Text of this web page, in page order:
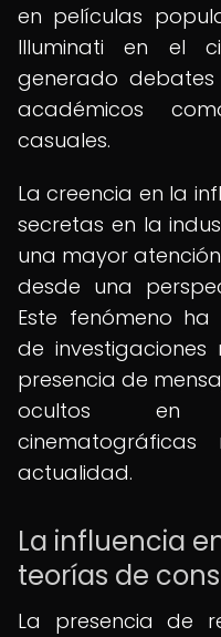
en películas
Illuminati en el
generado
académicos
casuales.
La creencia en la
secretas en la
una mayor
desde una
Este fenómeno
de
presencia de
ocultos en
actualidad.
La influencia
teorías de
La presencia de